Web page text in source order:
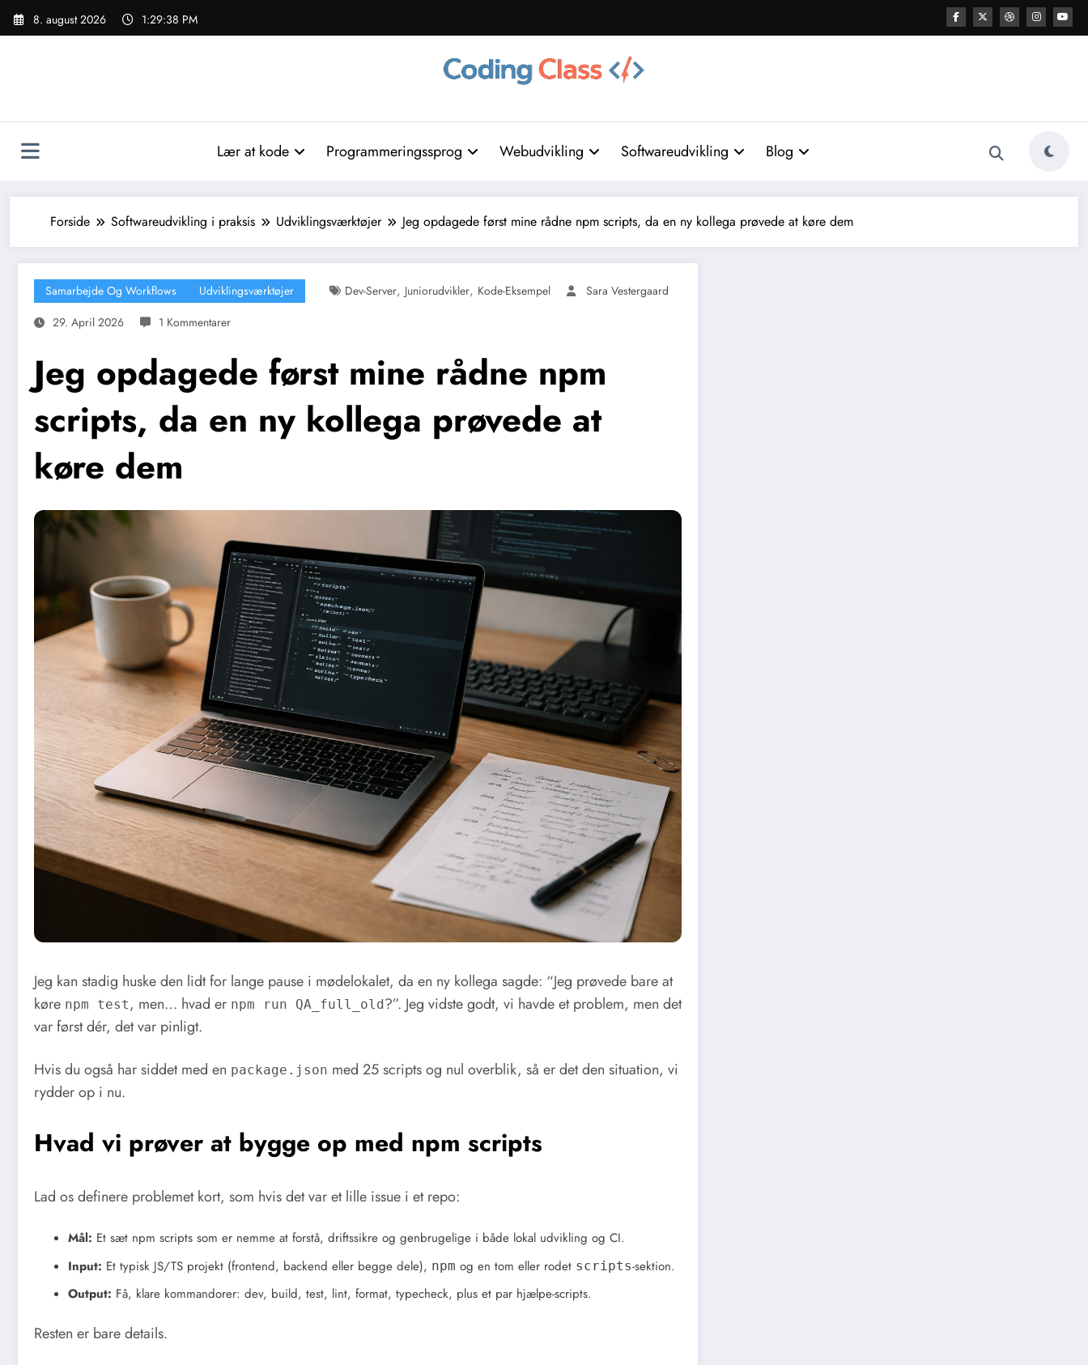
Videre
8. august 2026 1:29:39 PM
Lær at kode Programmeringssprog Webudvikling Softwareudvikling Blog
Forside Softwareudvikling i praksis Udviklingsværktøjer Jeg opdagede først mine rådne npm scripts, da en ny kollega prøvede at køre dem
Samarbejde Og Workflows Udviklingsværktøjer Dev-Server, Juniorudvikler, Kode-Eksempel
Sara Vestergaard
29. April 2026
1 Kommentarer
Jeg opdagede først mine rådne npm
scripts, da en ny kollega prøvede at
køre dem
Jeg kan stadig huske den lidt for lange pause i mødelokalet, da en ny kollega sagde: “Jeg prøvede bare at
køre npm test, men… hvad er npm run QA_full_old?”. Jeg vidste godt, vi havde et problem, men det
var først dér, det var pinligt.
Hvis du også har siddet med en package.json med 25 scripts og nul overblik, så er det den situation, vi
rydder op i nu.
Hvad vi prøver at bygge op med npm scripts
Lad os definere problemet kort, som hvis det var et lille issue i et repo:
Mål: Et sæt npm scripts som er nemme at forstå, driftssikre og genbrugelige i både lokal udvikling og CI.
Input: Et typisk JS/TS projekt (frontend, backend eller begge dele), npm og en tom eller rodet scripts-sektion.
Output: Få, klare kommandorer: dev, build, test, lint, format, typecheck, plus et par hjælpe-scripts.
Resten er bare details.